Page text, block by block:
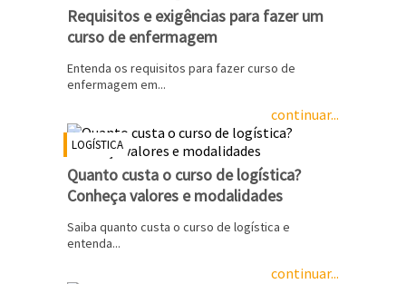
Requisitos e exigências para fazer um
curso de enfermagem
Entenda os requisitos para fazer curso de
enfermagem em...
continuar...
LOGÍSTICA
Quanto custa o curso de logística?
Conheça valores e modalidades
Saiba quanto custa o curso de logística e
entenda...
continuar...